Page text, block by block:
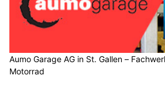
Aumo Garage AG in St. Gallen –
Motorrad